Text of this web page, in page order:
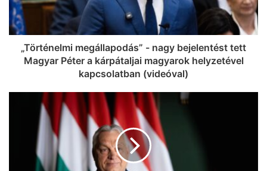
„Történelmi megállapodás” - nagy bejelentést tett
Magyar Péter a kárpátaljai magyarok helyzetével
kapcsolatban (videóval)